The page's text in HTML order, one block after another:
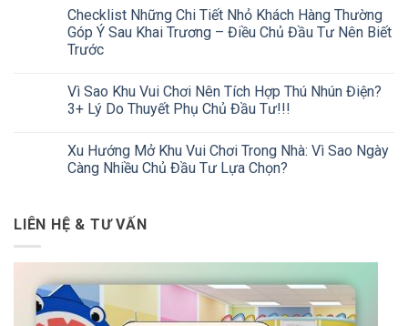
Checklist Những Chi Tiết Nhỏ Khách Hàng Thường
Góp Ý Sau Khai Trương – Điều Chủ Đầu Tư Nên Biết
Trước
Vì Sao Khu Vui Chơi Nên Tích Hợp Thú Nhún Điện?
3+ Lý Do Thuyết Phụ Chủ Đầu Tư!!!
Xu Hướng Mở Khu Vui Chơi Trong Nhà: Vì Sao Ngày
Càng Nhiều Chủ Đầu Tư Lựa Chọn?
LIÊN HỆ & TƯ VẤN